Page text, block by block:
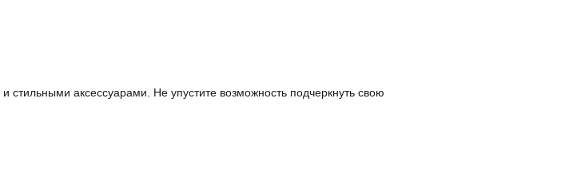
аксессуарами. Не упустите возможность подчеркнуть свою